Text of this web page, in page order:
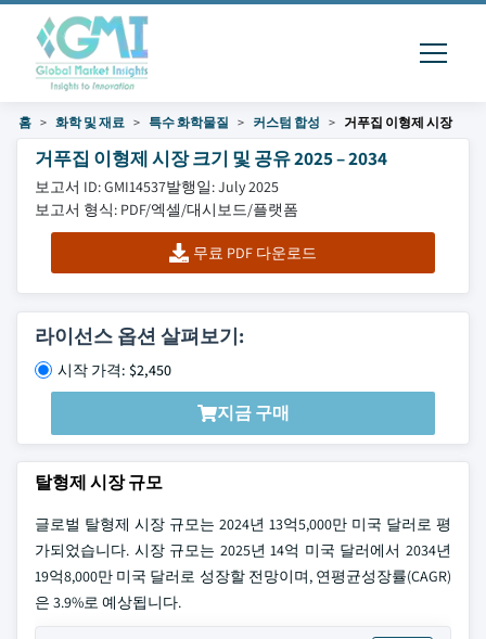
홈 화학 및 재료 특수 화학물질 커스텀 합성 거푸집 이형제 시장
거푸집 이형제 시장 크기 및 공유 2025 – 2034
보고서 ID: GMI14537발행일: July 2025
보고서 형식: PDF/엑셀/대시보드/플랫폼
무료 PDF 다운로드
라이선스 옵션 살펴보기:
시작 가격: $2,450
지금 구매
탈형제 시장 규모
글로벌 탈형제 시장 규모는 2024년 13억5,000만 미국 달러로 평
가되었습니다. 시장 규모는 2025년 14억 미국 달러에서 2034년
19억8,000만 미국 달러로 성장할 전망이며, 연평균성장률(CAGR)
은 3.9%로 예상됩니다.